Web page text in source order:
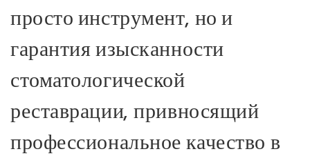
просто инструмент, но и
гарантия изысканности
стоматологической
реставрации, привносящий
профессиональное качество в